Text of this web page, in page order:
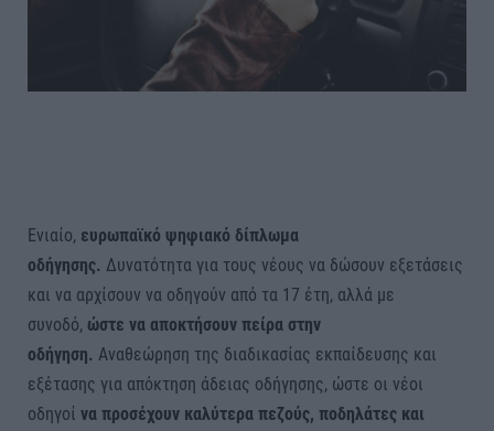
Ενιαίο, ευρωπαϊκό ψηφιακό δίπλωμα
οδήγησης. Δυνατότητα για τους νέους να δώσουν εξετάσεις
και να αρχίσουν να οδηγούν από τα 17 έτη, αλλά με
συνοδό, ώστε να αποκτήσουν πείρα στην
οδήγηση. Αναθεώρηση της διαδικασίας εκπαίδευσης και
εξέτασης για απόκτηση άδειας οδήγησης, ώστε οι νέοι
οδηγοί να προσέχουν καλύτερα πεζούς, ποδηλάτες και